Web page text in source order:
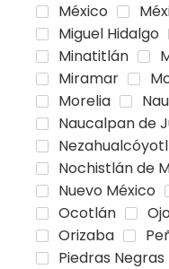
México
Miguel Hidalgo
Minatitlán
Miramar
Morelia
Naucalpan de
Nezahualcóyotl
Nochistlán de
Nuevo México
Ocotlán
Orizaba
Piedras Negras